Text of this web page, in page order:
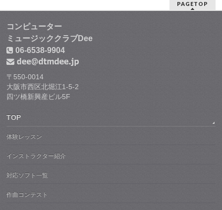
PAGETOP
コンピューター
ミュージッククラブDee
06-6538-9904
〒550-0014
大阪市西区北堀江1-5-2
四ツ橋新興産ビル5F
TOP
体験レッスン
インストラクター紹介
対応ソフト一覧
作曲コンテスト